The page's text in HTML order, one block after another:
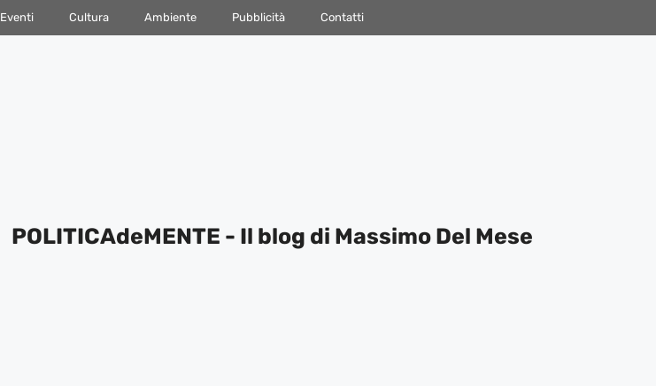
Eventi Cultura Ambiente Pubblicità Contatti
POLITICAdeMENTE - Il blog di Massimo Del Mese